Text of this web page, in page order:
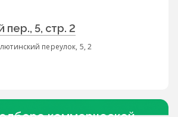
5, стр. 2
переулок, 5, 2